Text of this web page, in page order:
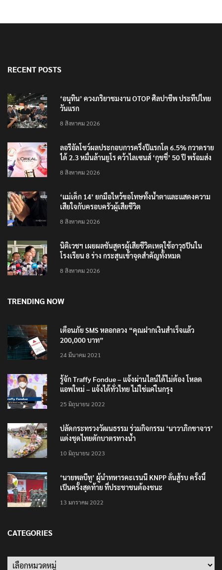
RECENT POSTS
‘อนุทิน’ ควงภริยาชมงาน OTOP ศิลปาชีพ ประทีปไทย
วันแรก
8 สิงหาคม 2026
ลอรีอัลโชว์ผลประกอบการครึ่งปีแรกโต 6.5% กวาดราย
ได้ 2.3 หมื่นล้านยูโร คว้าไลเซนส์ ‘กุชชี่’ 50 ปี พร้อมส่ง
8 สิงหาคม 2026
‘แม่เด็ก 14’ ยกมือไหว้ขอโทษทั้งน้ำตาและแสดงความ
เสียใจกับครอบครัวผู้เสียชีวิต
8 สิงหาคม 2026
นิติเวชฯ เผยผลชันสูตรผู้เสียชีวิตเหตุใช้อาวุธปืนใน
โรงเรียน 8 ร่าง กระสุนเข้าจุดสำคัญทั้งหมด
8 สิงหาคม 2026
TRENDING NOW
เตือนภัย SMS หลอกลวง “คุณฝากเงินสำเร็จแล้ว
200,000 บาท”
24 มีนาคม 2021
รู้จัก Traffy Fondue – แจ้งผ่านไลน์ได้ไม่ต้อง โหลด
แอพใหม่ – แจ้งได้ทั่วไทย ไม่ใช่แค่ในกรุง
25 มิถุนายน 2022
ปลัดกระทรวงวัฒนธรรม ร่วมกิจกรรม ‘นาวาภิกขาจาร’
แต่งชุดไทยตักบาตรทางน้ำ
10 มิถุนายน 2023
‘นายพลบีทู’ ผู้นำทหารคะเรนนี KNPP ลั่นสู้รบ ครั้งนี้
เป็นครั้งสุดท้าย ที่ประชาชนต้องชนะ
13 มกราคม 2022
CATEGORIES
Categories